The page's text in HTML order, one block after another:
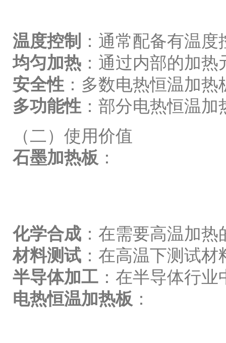
温度控制 ：通常配备有温
均匀加热 ：通过内部的加
安全性 ：多数电热恒温加
多功能性 ：部分电热恒温
（二）使用价值
石墨加热板 ：
化学合成 ：在需要高温加
材料测试 ：在高温下测试
半导体加工 ：在半导体行
电热恒温加热板 ：